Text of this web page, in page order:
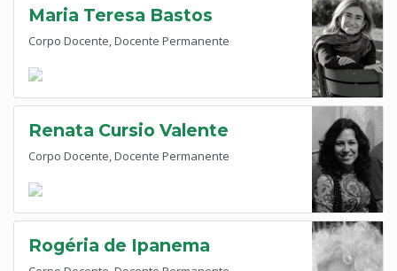
Maria Teresa Bastos
Corpo Docente, Docente Permanente
Renata Cursio Valente
Corpo Docente, Docente Permanente
Rogéria de Ipanema